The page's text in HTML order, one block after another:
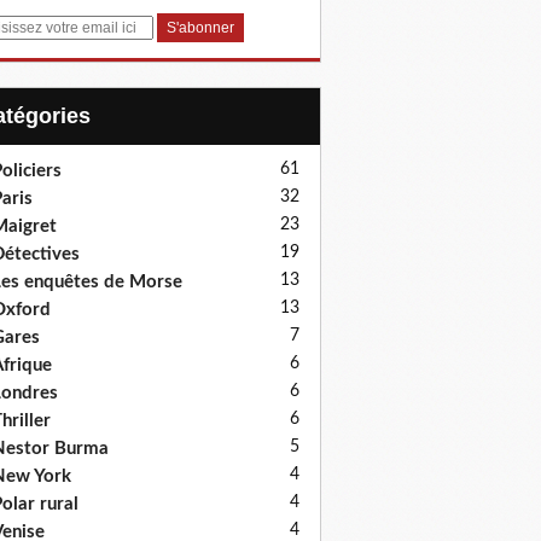
61
32
23
19
enquêtes de Morse 13
13
7
6
6
6
Burma 5
York 4
rural 4
4